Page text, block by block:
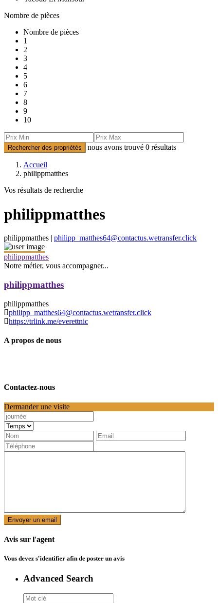
Nombre de pièces
Nombre de pièces
1
2
3
4
5
6
7
8
9
10
Rechercher des propriétés nous avons trouvé 0 résultats
Accueil
philippmatthes
Vos résultats de recherche
philippmatthes
philippmatthes | philipp_matthes64@contactus.wetransfer.click
philippmatthes
Notre métier, vous accompagner...
philippmatthes
philippmatthes
philipp_matthes64@contactus.wetransfer.click
https://trlink.me/everettnic
A propos de nous
Contactez-nous
Dermander une visite
Avis sur l'agent
Vous devez s'identifier afin de poster un avis
Advanced Search